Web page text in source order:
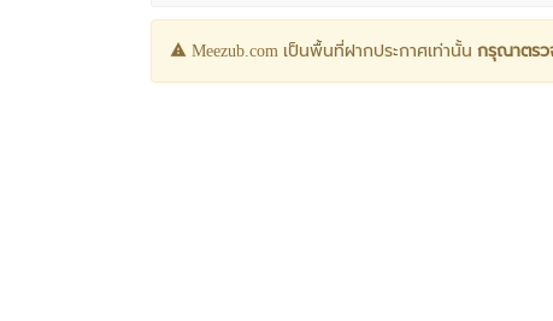
Meezub.com เป็นพื้นที่ฝากประกาศเท่านั้น กรุณาตร